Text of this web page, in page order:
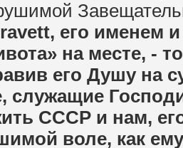
, его именем
на месте, -
его Душу на
служащие
СССР и нам,
воле, как